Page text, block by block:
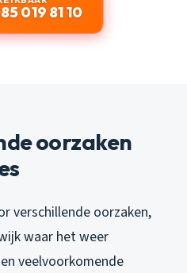
019 81 10
oorzaken
verschillende oorzaken,
waar het weer
veelvoorkomende